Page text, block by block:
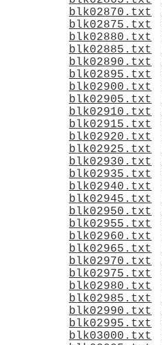
blk02870.txt
blk02875.txt
blk02880.txt
blk02885.txt
blk02890.txt
blk02895.txt
blk02900.txt
blk02905.txt
blk02910.txt
blk02915.txt
blk02920.txt
blk02925.txt
blk02930.txt
blk02935.txt
blk02940.txt
blk02945.txt
blk02950.txt
blk02955.txt
blk02960.txt
blk02965.txt
blk02970.txt
blk02975.txt
blk02980.txt
blk02985.txt
blk02990.txt
blk02995.txt
blk03000.txt